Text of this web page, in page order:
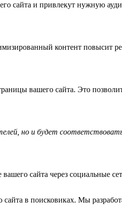
сайта и привлекут нужную
контент повысит
вашего сайта. Это
но и будет
сайта через социальные
в поисковиках. Мы